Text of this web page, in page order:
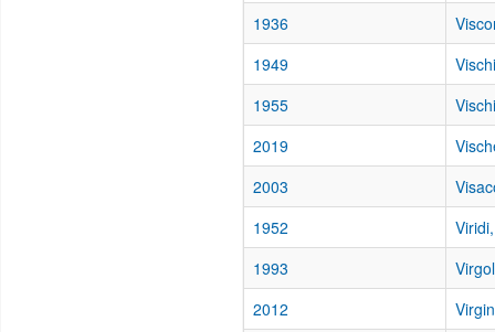
1936
1949
1955
2019
2003
1952
1993
2012